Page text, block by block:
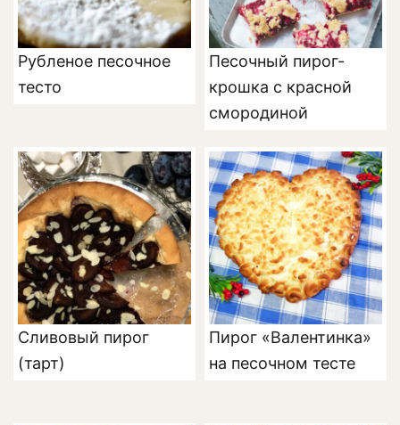
Рубленое песочное
тесто
Песочный пирог-
крошка с красной
смородиной
Сливовый пирог
(тарт)
Пирог «Валентинка»
на песочном тесте